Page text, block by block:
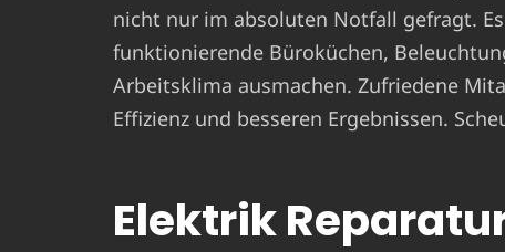
nicht nur im absoluten Notfall gefragt.
funktionierende Büroküchen,
Arbeitsklima ausmachen. Zufriedene
Effizienz und besseren Ergebnissen.
Elektrik